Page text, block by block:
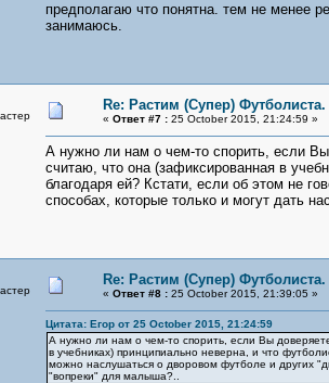
предполагаю что понятна. тем не менее
занимаюсь.
Re: Растим (Супер) Футболиста.
« Ответ #7 :25 October 2015, 21:24:59 »
А нужно ли нам о чем-то спорить, если
считаю, что она (зафиксированная в
благодаря ей? Кстати, если об этом не
способах, которые только и могут дать
Re: Растим (Супер) Футболиста.
« Ответ #8 :25 October 2015, 21:39:05 »
Цитата: Егор от 25 October 2015, 21:24:59
А нужно ли нам о чем-то спорить, если Вы
в учебниках) принципиально неверна, и что
можно наслушаться о дворовом футболе и других
"вопреки" для малыша?..